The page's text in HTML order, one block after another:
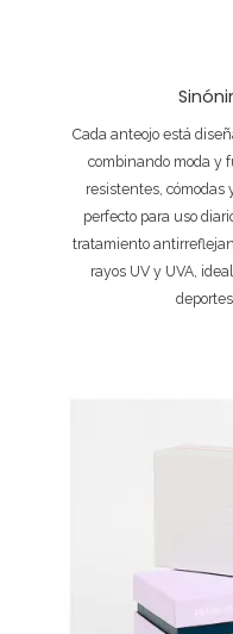
Cada anteojo está
combinando moda y
resistentes,
perfecto para uso
tratamiento
rayos UV y UVA,